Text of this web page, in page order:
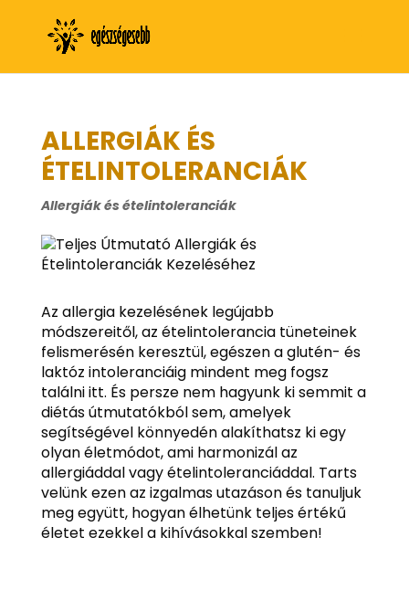
ALLERGIÁK ÉS
ÉTELINTOLERANCIÁK
Allergiák és ételintoleranciák
Az allergia kezelésének legújabb
módszereitől, az ételintolerancia tüneteinek
felismerésén keresztül, egészen a glutén- és
laktóz intoleranciáig mindent meg fogsz
találni itt. És persze nem hagyunk ki semmit a
diétás útmutatókból sem, amelyek
segítségével könnyedén alakíthatsz ki egy
olyan életmódot, ami harmonizál az
allergiáddal vagy ételintoleranciáddal. Tarts
velünk ezen az izgalmas utazáson és tanuljuk
meg együtt, hogyan élhetünk teljes értékű
életet ezekkel a kihívásokkal szemben!